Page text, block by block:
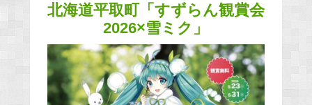
k
北海道平取町「すずらん観賞会
2026×雪ミク」